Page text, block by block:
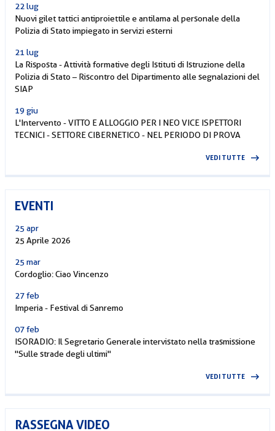
22 lug
Nuovi gilet tattici antiproiettile e antilama al personale della
Polizia di Stato impiegato in servizi esterni
21 lug
La Risposta - Attività formative degli Istituti di Istruzione della
Polizia di Stato – Riscontro del Dipartimento alle segnalazioni del
SIAP
19 giu
L'Intervento - VITTO E ALLOGGIO PER I NEO VICE ISPETTORI
TECNICI - SETTORE CIBERNETICO - NEL PERIODO DI PROVA
VEDI TUTTE
EVENTI
25 apr
25 Aprile 2026
25 mar
Cordoglio: Ciao Vincenzo
27 feb
Imperia - Festival di Sanremo
07 feb
ISORADIO: Il Segretario Generale intervistato nella trasmissione
"Sulle strade degli ultimi"
VEDI TUTTE
RASSEGNA VIDEO